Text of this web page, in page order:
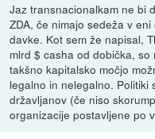
Jaz transnacionalkam ne bi
ZDA, če nimajo sedeža v
davke. Kot sem že napisal,
mlrd $ casha od dobička,
takšno kapitalsko močjo
legalno in nelegalno. Politiki
državljanov (če niso
organizacije postavljene po